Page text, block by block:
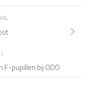
F-pupillen bij ODO